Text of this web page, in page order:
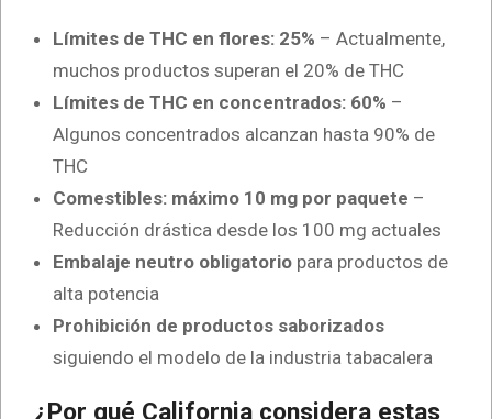
Límites de THC en flores: 25% – Actualmente,
muchos productos superan el 20% de THC
Límites de THC en concentrados: 60% –
Algunos concentrados alcanzan hasta 90% de
THC
Comestibles: máximo 10 mg por paquete –
Reducción drástica desde los 100 mg actuales
Embalaje neutro obligatorio para productos de
alta potencia
Prohibición de productos saborizados
siguiendo el modelo de la industria tabacalera
¿Por qué California considera estas